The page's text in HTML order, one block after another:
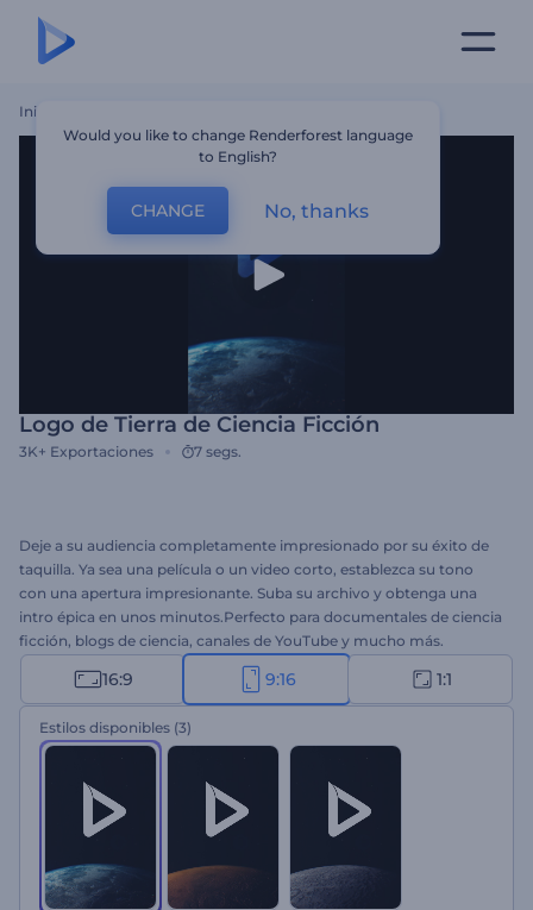
Inicio
Logo de Tierra de Ciencia Ficción
3K+ Exportaciones 7 segs.
Deje a su audiencia completamente impresionado por su éxito de
taquilla. Ya sea una película o un video corto, establezca su tono
con una apertura impresionante. Suba su archivo y obtenga una
intro épica en unos minutos.Perfecto para documentales de ciencia
ficción, blogs de ciencia, canales de YouTube y mucho más.
¡Prueba el Logo de Tierra de Ciencia Ficción ahora!
16:9 9:16 1:1
Estilos disponibles (3)
Would you like to change Renderforest language
to English?
CHANGE No, thanks